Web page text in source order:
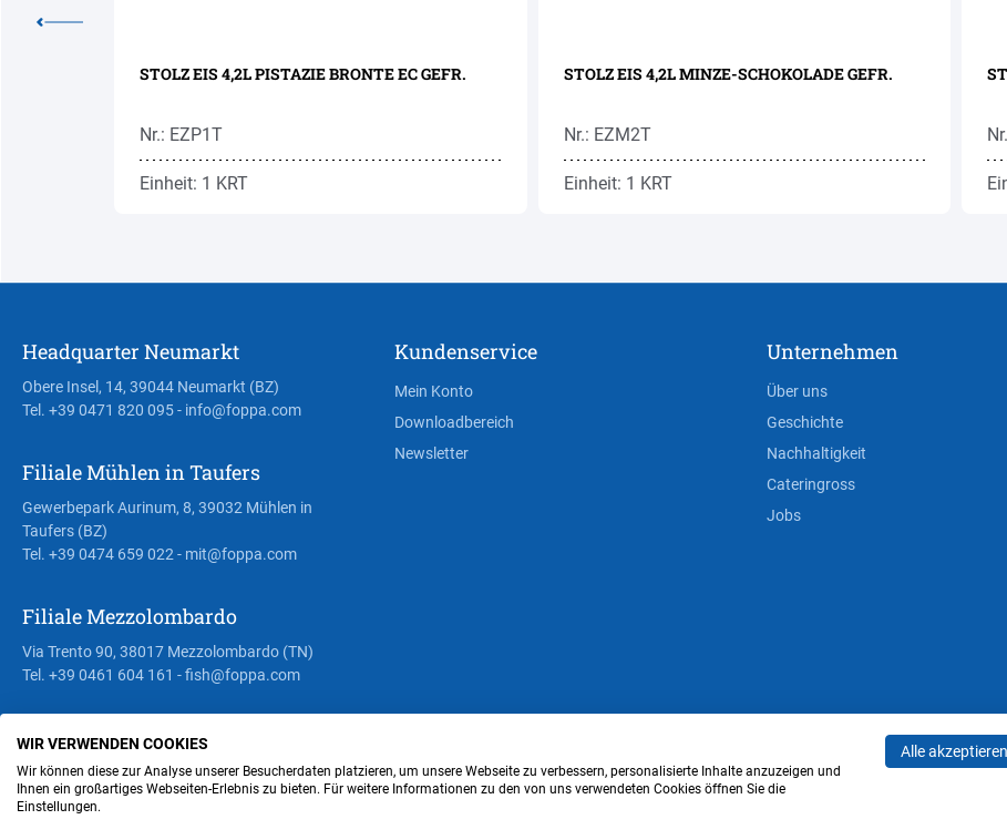
STOLZ EIS 4,2L PISTAZIE BRONTE EC GEFR.
Nr.: EZP1T
Einheit: 1 KRT
STOLZ EIS 4,2L MINZE-SCHOKOLADE GEFR.
Nr.: EZM2T
Einheit: 1 KRT
Headquarter Neumarkt
Obere Insel, 14, 39044 Neumarkt (BZ)
Tel. +39 0471 820 095- info@foppa.com
Filiale Mühlen in Taufers
Gewerbepark Aurinum, 8, 39032 Mühlen in
Taufers (BZ)
Tel. +39 0474 659 022 - mit@foppa.com
Filiale Mezzolombardo
Via Trento 90, 38017 Mezzolombardo (TN)
Tel. +39 0461 604 161 - fish@foppa.com
Kundenservice
Mein Konto
Downloadbereich
Newsletter
Unternehmen
Über uns
Geschichte
Nachhaltigkeit
Cateringross
Jobs
Steuer- und MwSt.- Nr. IT00676670219 AGB Privacy Policy Impressum
Cookie-
WIR VERWENDEN COOKIES
Wir können diese zur Analyse unserer Besucherdaten platzieren, um unsere Webseite zu verbessern, personalisierte Inhalte anzuzeigen und
Ihnen ein großartiges Webseiten-Erlebnis zu bieten. Für weitere Informationen zu den von uns verwendeten Cookies öffnen Sie die
Einstellungen.
Alle akzeptieren